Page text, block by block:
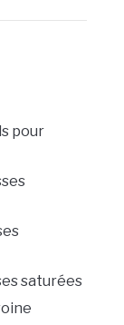
pour
saturées